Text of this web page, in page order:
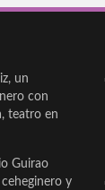
un
con
teatro en
Guirao
ceheginero y